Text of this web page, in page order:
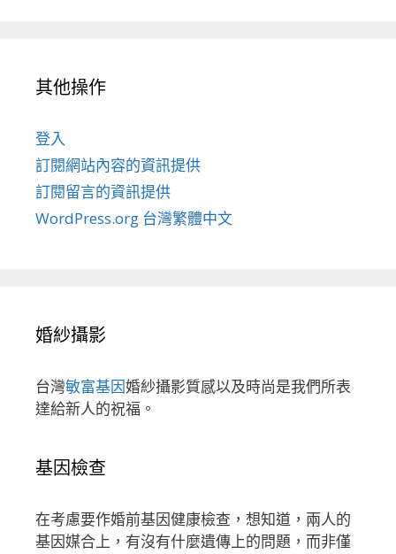
其他操作
登入
訂閱網站內容的資訊提供
訂閱留言的資訊提供
WordPress.org 台灣繁體中文
婚紗攝影
台灣敏富基因婚紗攝影質感以及時尚是我們所表
達給新人的祝福。
基因檢查
在考慮要作婚前基因健康檢查，想知道，兩人的
基因媒合上，有沒有什麼遺傳上的問題，而非僅